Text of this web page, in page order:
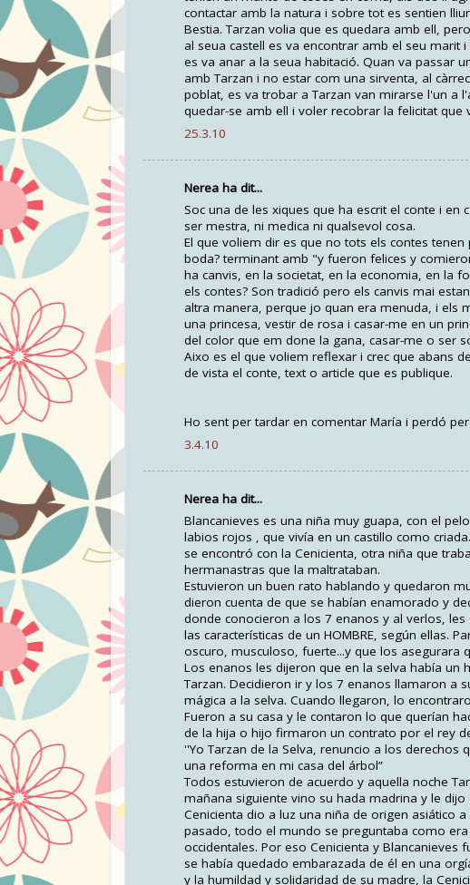
contactar amb la natura i sobre tot es sentien
Bestia. Tarzan volia que es quedara amb ell,
al seua castell es va encontrar amb el seu marit
es va anar a la seua habitació. Quan va passar
amb Tarzan i no estar com una sirventa, al
poblat, es va trobar a Tarzan van mirarse l'un a
quedar-se amb ell i voler recobrar la felicitat que
25.3.10
Nerea ha dit...
Soc una de les xiques que ha escrit el conte i
ser mestra, ni medica ni qualsevol cosa.
El que voliem dir es que no tots els contes
boda? terminant amb "y fueron felices y
ha canvis, en la societat, en la economia, en la
els contes? Son tradició pero els canvis mai
altra manera, perque jo quan era menuda, i els
una princesa, vestir de rosa i casar-me en un
del color que em done la gana, casar-me o ser
Aixo es el que voliem reflexar i crec que abans
de vista el conte, text o article que es publique.
Ho sent per tardar en comentar María i perdó
3.4.10
Nerea ha dit...
Blancanieves es una niña muy guapa, con el
labios rojos , que vivía en un castillo como
se encontró con la Cenicienta, otra niña que
hermanastras que la maltrataban.
Estuvieron un buen rato hablando y quedaron
dieron cuenta de que se habían enamorado y
donde conocieron a los 7 enanos y al verlos,
las características de un HOMBRE, según ellas.
oscuro, musculoso, fuerte...y que los asegurara
Los enanos les dijeron que en la selva había un
Tarzan. Decidieron ir y los 7 enanos llamaron a
mágica a la selva. Cuando llegaron, lo
Fueron a su casa y le contaron lo que querían
de la hija o hijo firmaron un contrato por el rey
''Yo Tarzan de la Selva, renuncio a los
una reforma en mi casa del árbol”
Todos estuvieron de acuerdo y aquella noche
mañana siguiente vino su hada madrina y le
Cenicienta dio a luz una niña de origen asiático
pasado, todo el mundo se preguntaba como
occidentales. Por eso Cenicienta y
se había quedado embarazada de él en una
y la humildad y solidaridad de su madre, la